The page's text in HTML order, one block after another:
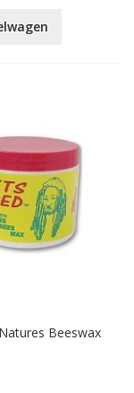
Beeswax